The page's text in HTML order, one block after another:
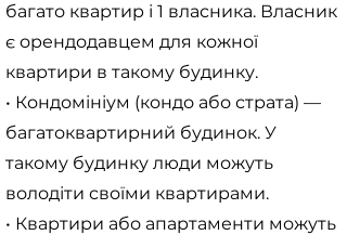
багато квартир і 1 власника. Власник
є орендодавцем для кожної
квартири в такому будинку.
• Кондомініум (кондо або страта) —
багатоквартирний будинок. У
такому будинку люди можуть
володіти своїми квартирами.
• Квартири або апартаменти можуть